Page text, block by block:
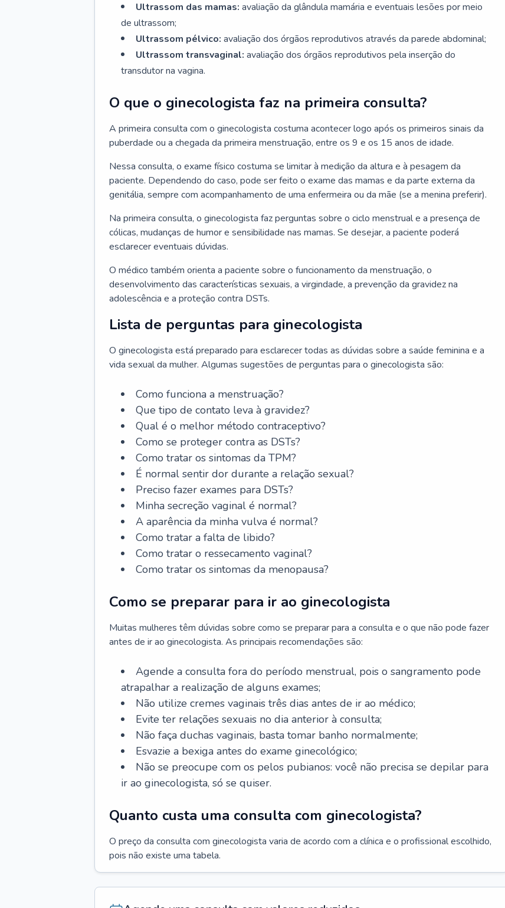
Ultrassom das mamas: avaliação da glândula mamária e eventuais lesões por meio
de ultrassom;
Ultrassom pélvico: avaliação dos órgãos reprodutivos através da parede abdominal;
Ultrassom transvaginal: avaliação dos órgãos reprodutivos pela inserção do
transdutor na vagina.
O que o ginecologista faz na primeira consulta?
A primeira consulta com o ginecologista costuma acontecer logo após os primeiros sinais da
puberdade ou a chegada da primeira menstruação, entre os 9 e os 15 anos de idade.
Nessa consulta, o exame físico costuma se limitar à medição da altura e à pesagem da
paciente. Dependendo do caso, pode ser feito o exame das mamas e da parte externa da
genitália, sempre com acompanhamento de uma enfermeira ou da mãe (se a menina preferir).
Na primeira consulta, o ginecologista faz perguntas sobre o ciclo menstrual e a presença de
cólicas, mudanças de humor e sensibilidade nas mamas. Se desejar, a paciente poderá
esclarecer eventuais dúvidas.
O médico também orienta a paciente sobre o funcionamento da menstruação, o
desenvolvimento das características sexuais, a virgindade, a prevenção da gravidez na
adolescência e a proteção contra DSTs.
Lista de perguntas para ginecologista
O ginecologista está preparado para esclarecer todas as dúvidas sobre a saúde feminina e a
vida sexual da mulher. Algumas sugestões de perguntas para o ginecologista são:
Como funciona a menstruação?
Que tipo de contato leva à gravidez?
Qual é o melhor método contraceptivo?
Como se proteger contra as DSTs?
Como tratar os sintomas da TPM?
É normal sentir dor durante a relação sexual?
Preciso fazer exames para DSTs?
Minha secreção vaginal é normal?
A aparência da minha vulva é normal?
Como tratar a falta de libido?
Como tratar o ressecamento vaginal?
Como tratar os sintomas da menopausa?
Como se preparar para ir ao ginecologista
Muitas mulheres têm dúvidas sobre como se preparar para a consulta e o que não pode fazer
antes de ir ao ginecologista. As principais recomendações são:
Agende a consulta fora do período menstrual, pois o sangramento pode
atrapalhar a realização de alguns exames;
Não utilize cremes vaginais três dias antes de ir ao médico;
Evite ter relações sexuais no dia anterior à consulta;
Não faça duchas vaginais, basta tomar banho normalmente;
Esvazie a bexiga antes do exame ginecológico;
Não se preocupe com os pelos pubianos: você não precisa se depilar para
ir ao ginecologista, só se quiser.
Quanto custa uma consulta com ginecologista?
O preço da consulta com ginecologista varia de acordo com a clínica e o profissional escolhido,
pois não existe uma tabela.